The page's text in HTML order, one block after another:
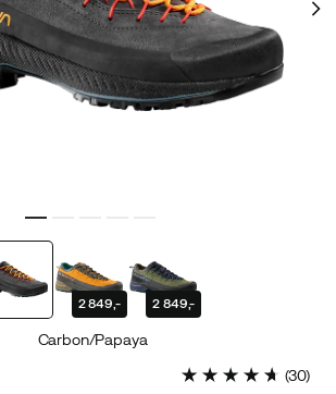
2 849,- 2 849,-
Carbon/Papaya
(30)